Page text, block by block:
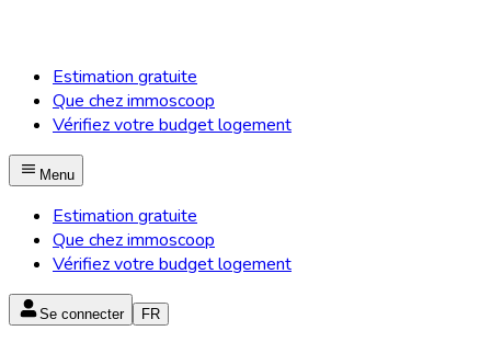
Estimation gratuite
Que chez immoscoop
Vérifiez votre budget logement
Menu
Estimation gratuite
Que chez immoscoop
Vérifiez votre budget logement
Se connecter FR